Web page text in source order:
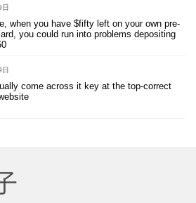
when you have $fifty left on your own pre-
you could run into problems depositing
come across it key at the top-correct